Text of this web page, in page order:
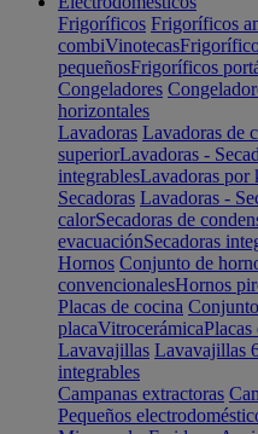
Frigoríficos Frigoríficos
combiVinotecas
pequeñosFrigoríficos
Congeladores
horizontales
Lavadoras Lavadoras de
superiorLavadoras -
integrablesLavadoras por
Secadoras Lavadoras -
calorSecadoras de
evacuaciónSecadoras
Hornos Conjunto de
convencionalesHornos
Placas de cocina
placaVitrocerámica
Lavavajillas Lavavajillas
integrables
Campanas extractoras
Pequeños